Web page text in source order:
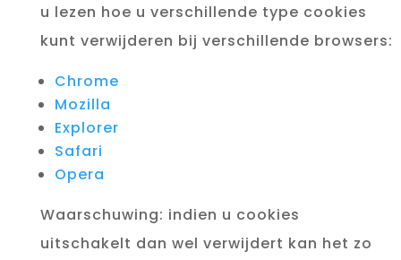
u lezen hoe u verschillende type cookies
kunt verwijderen bij verschillende browsers:
Chrome
Mozilla
Explorer
Safari
Opera
Waarschuwing: indien u cookies
uitschakelt dan wel verwijdert kan het zo